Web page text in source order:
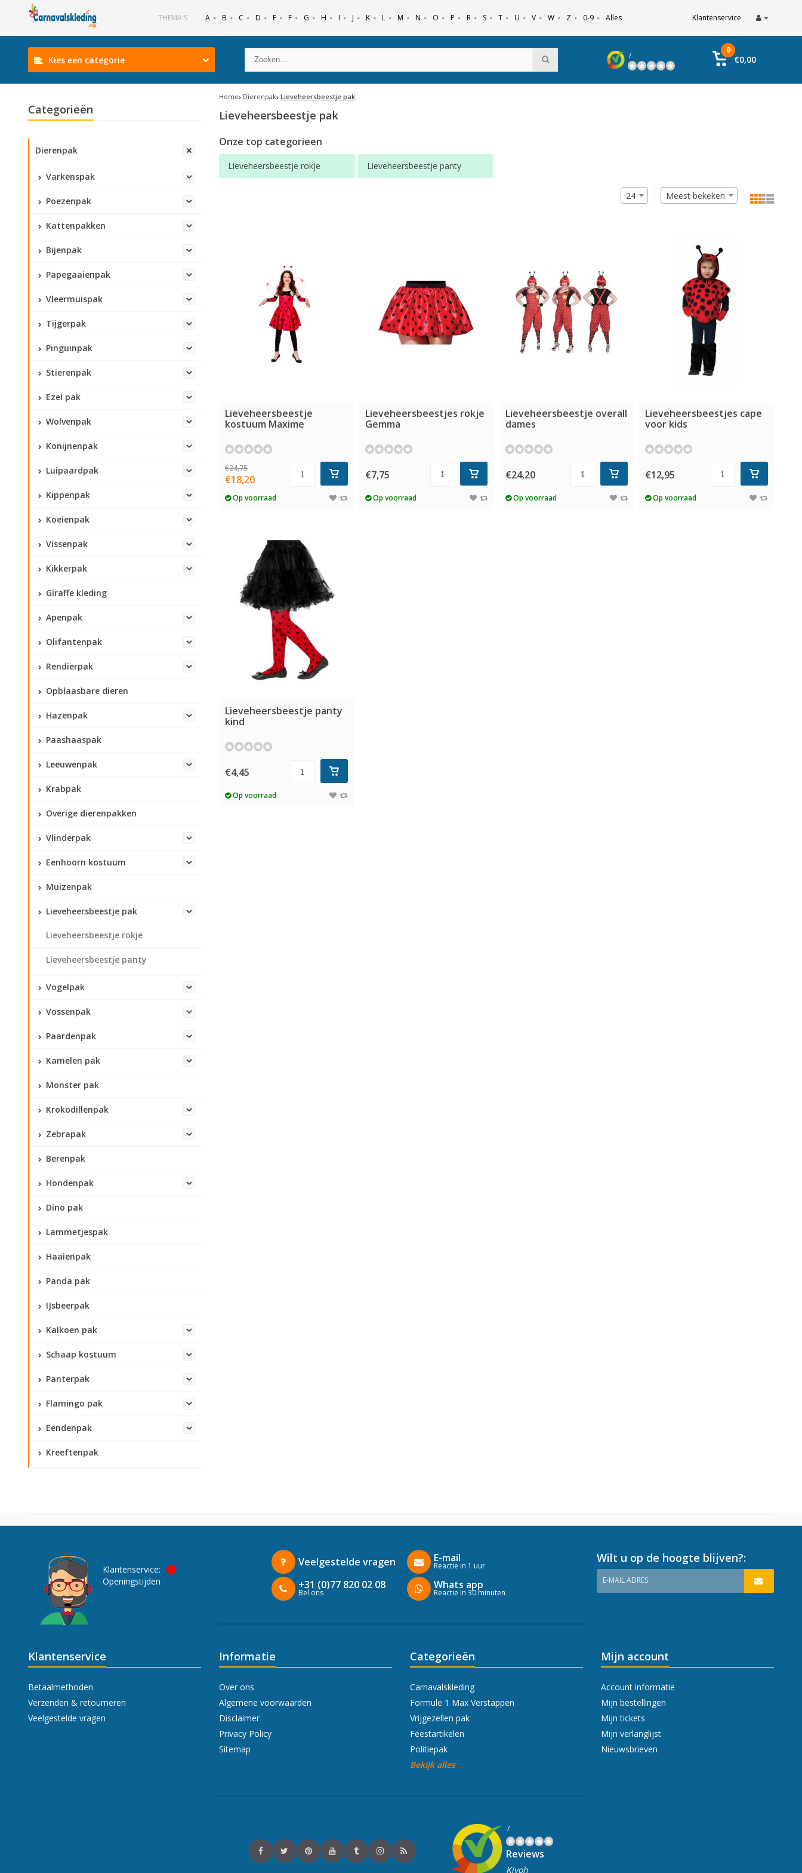
THEMA'S A B C D E F G H I J K L M N O P R S T U V W Z 0-9 Alles Klantenservice
Kies een categorie /
0
€0,00
Categorieën
Dierenpak
Varkenspak
Poezenpak
Kattenpakken
Bijenpak
Papegaaienpak
Vleermuispak
Tijgerpak
Pinguinpak
Stierenpak
Ezel pak
Wolvenpak
Konijnenpak
Luipaardpak
Kippenpak
Koeienpak
Vissenpak
Kikkerpak
Giraffe kleding
Apenpak
Olifantenpak
Rendierpak
Opblaasbare dieren
Hazenpak
Paashaaspak
Leeuwenpak
Krabpak
Overige dierenpakken
Vlinderpak
Eenhoorn kostuum
Muizenpak
Lieveheersbeestje pak
Lieveheersbeestje rokje
Lieveheersbeestje panty
Vogelpak
Vossenpak
Paardenpak
Kamelen pak
Monster pak
Krokodillenpak
Zebrapak
Berenpak
Hondenpak
Dino pak
Lammetjespak
Haaienpak
Panda pak
IJsbeerpak
Kalkoen pak
Schaap kostuum
Panterpak
Flamingo pak
Eendenpak
Kreeftenpak
Home Dierenpak Lieveheersbeestje pak
Lieveheersbeestje pak
Onze top categorieen
Lieveheersbeestje rokje Lieveheersbeestje panty
Meest bekeken
24
Lieveheersbeestje
kostuum Maxime
€24,75
€18,20
Op voorraad
Lieveheersbeestjes rokje
Gemma
€7,75
Op voorraad
Lieveheersbeestje overall
dames
€24,20
Op voorraad
Lieveheersbeestjes cape
voor kids
€12,95
Op voorraad
Lieveheersbeestje panty
kind
€4,45
Op voorraad
Klantenservice:
Openingstijden
Veelgestelde vragen
+31 (0)77 820 02 08
Bel ons
E-mail
Reactie in 1 uur
Whats app
Reactie in 30 minuten
Wilt u op de hoogte blijven?:
E-MAIL ADRES
Klantenservice
Betaalmethoden
Verzenden & retourneren
Veelgestelde vragen
Informatie
Over ons
Algemene voorwaarden
Disclaimer
Privacy Policy
Sitemap
Categorieën
Carnavalskleding
Formule 1 Max Verstappen
Vrijgezellen pak
Feestartikelen
Politiepak
Bekijk alles
Mijn account
Account informatie
Mijn bestellingen
Mijn tickets
Mijn verlanglijst
Nieuwsbrieven
/
Reviews
Kiyoh